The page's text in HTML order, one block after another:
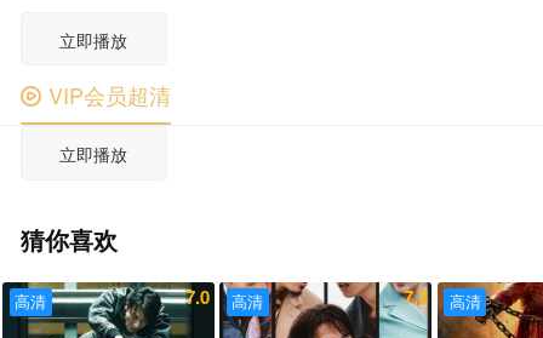
立即播放
 VIP会员超清
立即播放
猜你喜欢
高清 7.0 高清 7.3 高清